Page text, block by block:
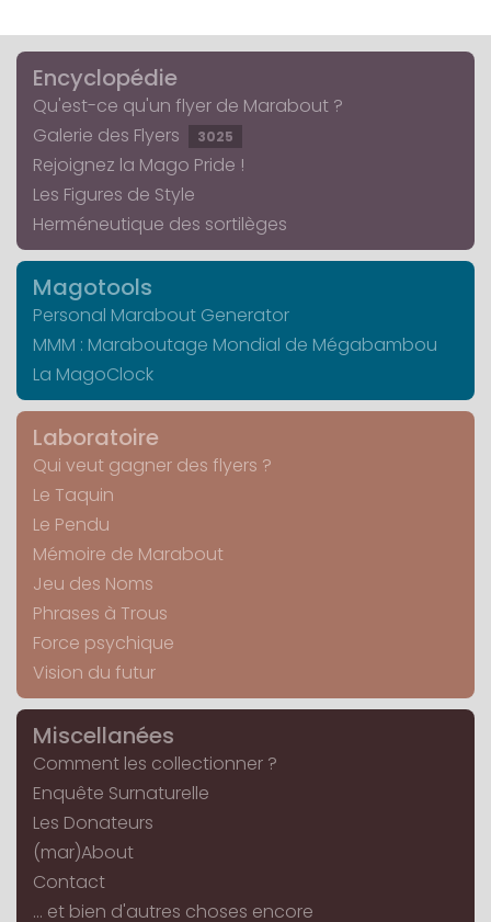
Encyclopédie
Qu'est-ce qu'un flyer de Marabout ?
Galerie des Flyers
3025
Rejoignez la Mago Pride !
Les Figures de Style
Herméneutique des sortilèges
Magotools
Personal Marabout Generator
MMM : Maraboutage Mondial de Mégabambou
La MagoClock
Laboratoire
Qui veut gagner des flyers ?
Le Taquin
Le Pendu
Mémoire de Marabout
Jeu des Noms
Phrases à Trous
Force psychique
Vision du futur
Miscellanées
Comment les collectionner ?
Enquête Surnaturelle
Les Donateurs
(mar)About
Contact
... et bien d'autres choses encore